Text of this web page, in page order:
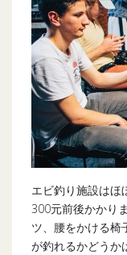
エビ釣り施設はほ
300元前後かかり
ツ、腰をかける椅
が釣れるかどうか